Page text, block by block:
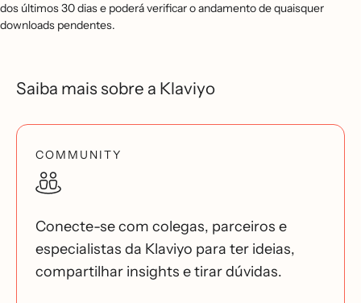
dos últimos 30 dias e poderá verificar o andamento de quaisquer
downloads pendentes.
Saiba mais sobre a Klaviyo
COMMUNITY
Conecte-se com colegas, parceiros e
especialistas da Klaviyo para ter ideias,
compartilhar insights e tirar dúvidas.